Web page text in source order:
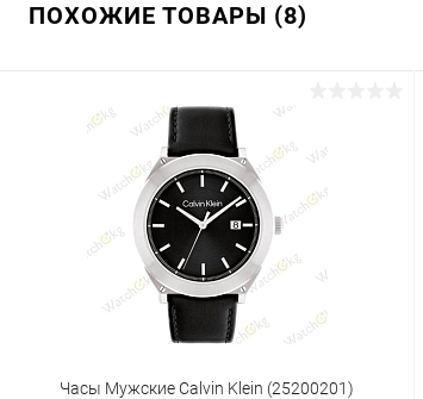
ПОХОЖИЕ ТОВАРЫ (8)
Часы Мужские Calvin Klein (25200201)